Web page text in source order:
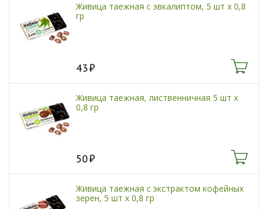
Живица таежная с эвкалиптом, 5 шт х 0,8
гр
43
Живица таежная, лиственничная 5 шт х
0,8 гр
50
Живица таежная с экстрактом кофейных
зерен, 5 шт х 0,8 гр